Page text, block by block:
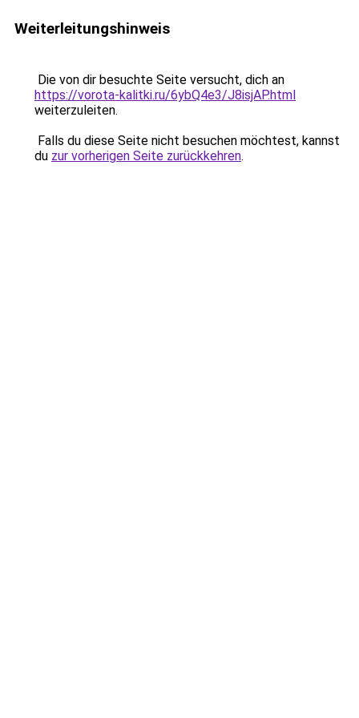
Weiterleitungshinweis
Die von dir besuchte Seite versucht, dich an
https://vorota-kalitki.ru/6ybQ4e3/J8isjAP.html
weiterzuleiten.
Falls du diese Seite nicht besuchen möchtest, kannst
du zur vorherigen Seite zurückkehren.